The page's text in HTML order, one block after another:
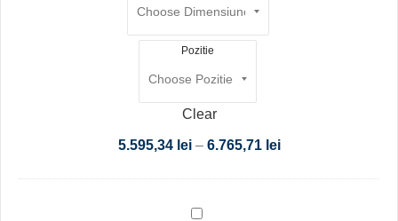
Pozitie
Clear
5.595,34 lei – 6.765,71 lei
Paravan